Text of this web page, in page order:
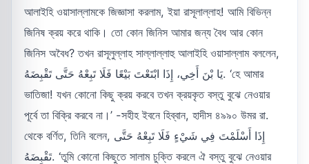
আলাইহি ওয়াসাল্লামকে জিজ্ঞাসা করলাম, ইয়া রাসূলাল্লাহ! আমি বিভিন্ন
জিনিষ ক্রয় করে থাকি। তো কোন জিনিস আমার জন্য বৈধ আর কোন
জিনিস অবৈধ? তখন রাসূলুল্লাহ সাল্লাল্লাহু আলাইহি ওয়াসাল্লাম বললেন,
يَا بْنَ أَخِي، إِذَا ابْتَعْتَ بَيْعًا فَلَا تَبِعْهُ حَتَّى تَقْبِضَهُ. ‘হে আমার
ভাতিজা! যখন কোনো কিছু ক্রয় করবে তখন ক্রয়কৃত বস্তু বুঝে নেওয়ার
পূর্বে তা বিক্রি করবে না।’ -সহীহ ইবনে হিব্বান, হাদীস ৪৯৯০ উমর রা.
থেকে বর্ণিত, তিনি বলেন, إِذَا أَسْلَمْتَ فِي شَيْءٍ فَلَا تَبِعْهُ حَتَّى
تَقْبِضَهُ. ‘তুমি কোনো কিছুতে সালাম চুক্তি করলে ঐ বস্তু বুঝে নেওয়ার